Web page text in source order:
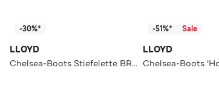
-30%*
LLOYD
Chelsea-Boots Stiefelette BRAUN
-51%* Sale
LLOYD